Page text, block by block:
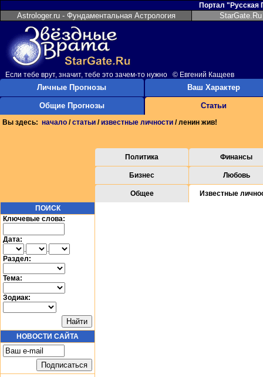
Портал "Русская
Astrologer.ru - Фундаментальная Астрология
Если тебе врут, значит, тебе это зачем-то нужно © Евгений Кащеев
Личные Прогнозы
Общие Прогнозы
Ваш Характер
Статьи
Вы здесь: начало /статьи /известные личности / ленин жив!
Политика Финансы
Бизнес Любовь
Общее
Известные
ПОИСК
Ключевые слова:
Дата:
.
.
Раздел:
Тема:
Зодиак:
НОВОСТИ САЙТА